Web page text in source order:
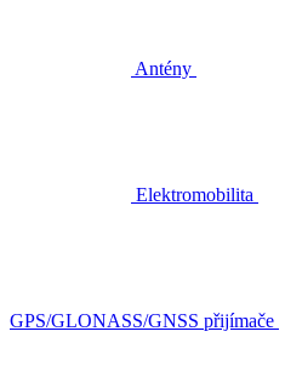
Antény
Elektromobilita
GPS/GLONASS/GNSS přijímače